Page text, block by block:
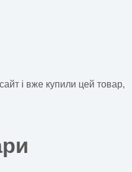
і вже купили цей товар,